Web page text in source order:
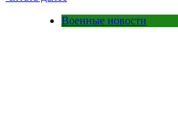
Военные новости